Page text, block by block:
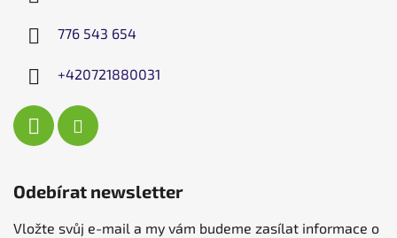
776 543 654
+420721880031
Odebírat newsletter
Vložte svůj e-mail a my vám budeme zasílat informace o